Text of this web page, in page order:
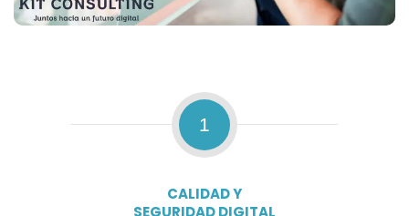
1
CALIDAD Y
SEGURIDAD DIGITAL